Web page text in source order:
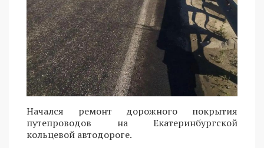
Начался ремонт дорожного покрытия
путепроводов на Екатеринбургской
кольцевой автодороге.